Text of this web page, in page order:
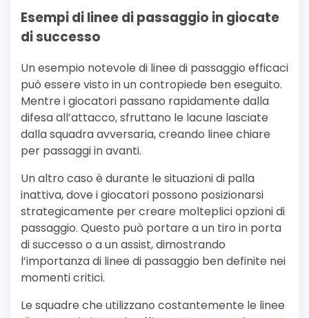
Esempi di linee di passaggio in giocate
di successo
Un esempio notevole di linee di passaggio efficaci
può essere visto in un contropiede ben eseguito.
Mentre i giocatori passano rapidamente dalla
difesa all’attacco, sfruttano le lacune lasciate
dalla squadra avversaria, creando linee chiare
per passaggi in avanti.
Un altro caso è durante le situazioni di palla
inattiva, dove i giocatori possono posizionarsi
strategicamente per creare molteplici opzioni di
passaggio. Questo può portare a un tiro in porta
di successo o a un assist, dimostrando
l’importanza di linee di passaggio ben definite nei
momenti critici.
Le squadre che utilizzano costantemente le linee